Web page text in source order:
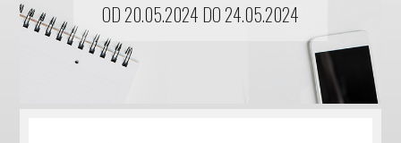
OD 20.05.2024 DO 24.05.2024